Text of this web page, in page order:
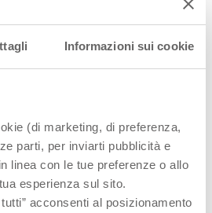
Informazioni sui cookie
(di marketing, di preferenza,
parti, per inviarti pubblicità e
linea con le tue preferenze o allo
esperienza sul sito.
acconsenti al posizionamento
di luce
per creare
magica
fa sogni
puoi riposare e
un po' di
libero anche